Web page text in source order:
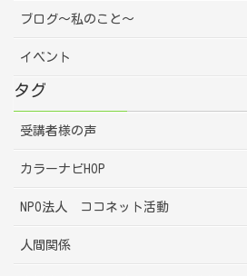
ブログ～私のこと～
イベント
タグ
受講者様の声
カラーナビHOP
NPO法人 ココネット活動
人間関係